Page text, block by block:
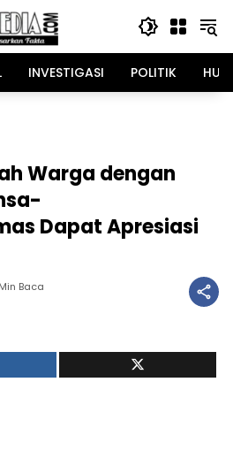
INVESTIGASI POLITIK
Warga dengan
Dapat Apresiasi
Baca